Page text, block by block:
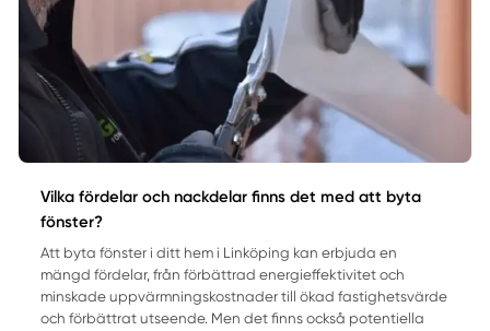
Vilka fördelar och nackdelar finns det med att byta
fönster?
Att byta fönster i ditt hem i Linköping kan erbjuda en
mängd fördelar, från förbättrad energieffektivitet och
minskade uppvärmningskostnader till ökad fastighetsvärde
och förbättrat utseende. Men det finns också potentiella